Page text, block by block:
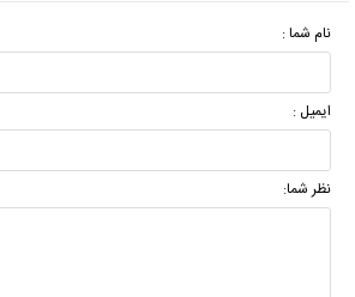
نام شما :
ایمیل :
نظر شما: